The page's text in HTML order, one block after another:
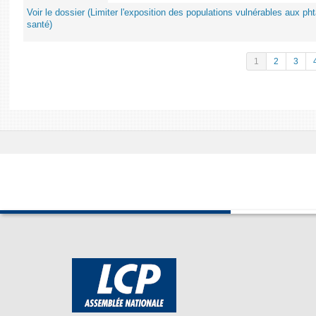
Voir le dossier (Limiter l'exposition des populations vulnérables aux
santé)
1 2 3